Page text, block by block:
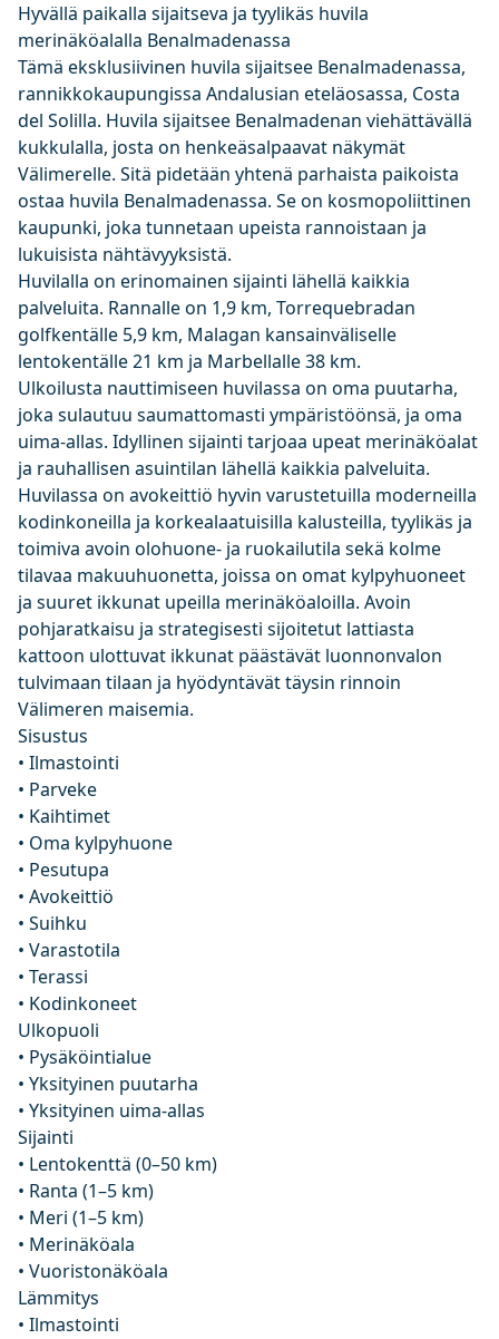
Hyvällä paikalla sijaitseva ja tyylikäs huvila
merinäköalalla Benalmadenassa
Tämä eksklusiivinen huvila sijaitsee Benalmadenassa,
rannikkokaupungissa Andalusian eteläosassa, Costa
del Solilla. Huvila sijaitsee Benalmadenan viehättävällä
kukkulalla, josta on henkeäsalpaavat näkymät
Välimerelle. Sitä pidetään yhtenä parhaista paikoista
ostaa huvila Benalmadenassa. Se on kosmopoliittinen
kaupunki, joka tunnetaan upeista rannoistaan ja
lukuisista nähtävyyksistä.
Huvilalla on erinomainen sijainti lähellä kaikkia
palveluita. Rannalle on 1,9 km, Torrequebradan
golfkentälle 5,9 km, Malagan kansainväliselle
lentokentälle 21 km ja Marbellalle 38 km.
Ulkoilusta nauttimiseen huvilassa on oma puutarha,
joka sulautuu saumattomasti ympäristöönsä, ja oma
uima-allas. Idyllinen sijainti tarjoaa upeat merinäköalat
ja rauhallisen asuintilan lähellä kaikkia palveluita.
Huvilassa on avokeittiö hyvin varustetuilla moderneilla
kodinkoneilla ja korkealaatuisilla kalusteilla, tyylikäs ja
toimiva avoin olohuone- ja ruokailutila sekä kolme
tilavaa makuuhuonetta, joissa on omat kylpyhuoneet
ja suuret ikkunat upeilla merinäköaloilla. Avoin
pohjaratkaisu ja strategisesti sijoitetut lattiasta
kattoon ulottuvat ikkunat päästävät luonnonvalon
tulvimaan tilaan ja hyödyntävät täysin rinnoin
Välimeren maisemia.
Sisustus
• Ilmastointi
• Parveke
• Kaihtimet
• Oma kylpyhuone
• Pesutupa
• Avokeittiö
• Suihku
• Varastotila
• Terassi
• Kodinkoneet
Ulkopuoli
• Pysäköintialue
• Yksityinen puutarha
• Yksityinen uima-allas
Sijainti
• Lentokenttä (0–50 km)
• Ranta (1–5 km)
• Meri (1–5 km)
• Merinäköala
• Vuoristonäköala
Lämmitys
• Ilmastointi